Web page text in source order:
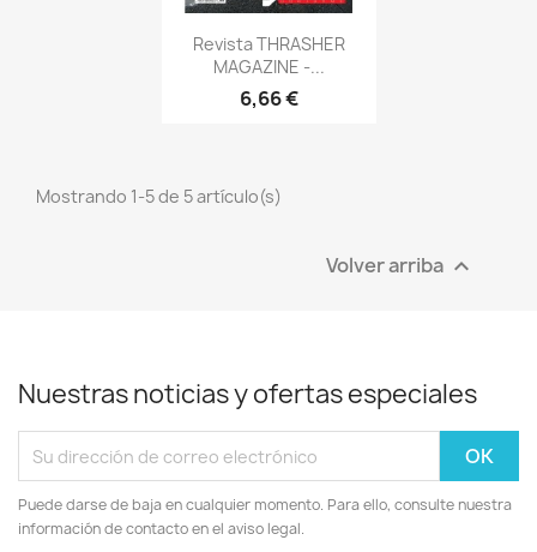
Vista rápida
Revista THRASHER
MAGAZINE -...
6,66 €
Mostrando 1-5 de 5 artículo(s)
Volver arriba 
Nuestras noticias y ofertas especiales
Puede darse de baja en cualquier momento. Para ello, consulte nuestra
información de contacto en el aviso legal.